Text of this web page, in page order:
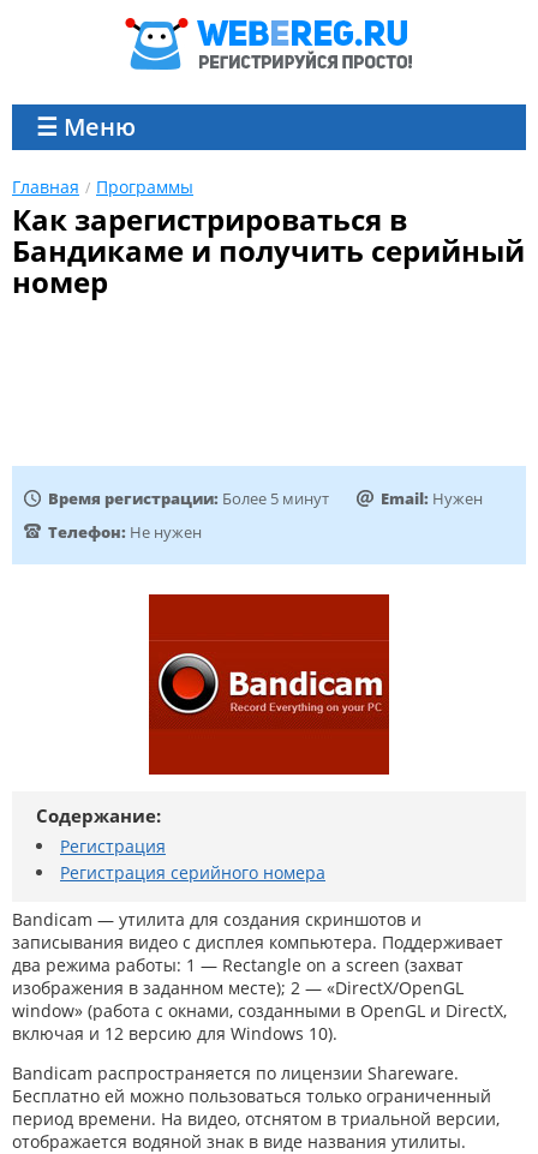
☰ Меню
Главная Программы
Как зарегистрироваться в
Бандикаме и получить серийный
номер
Время регистрации: Более 5 минут Email: Нужен
Телефон: Не нужен
Содержание:
Регистрация
Регистрация серийного номера
Bandicam — утилита для создания скриншотов и
записывания видео с дисплея компьютера. Поддерживает
два режима работы: 1 — Rectangle on a screen (захват
изображения в заданном месте); 2 — «DirectX/OpenGL
window» (работа с окнами, созданными в OpenGL и DirectX,
включая и 12 версию для Windows 10).
Bandicam распространяется по лицензии Shareware.
Бесплатно ей можно пользоваться только ограниченный
период времени. На видео, отснятом в триальной версии,
отображается водяной знак в виде названия утилиты.